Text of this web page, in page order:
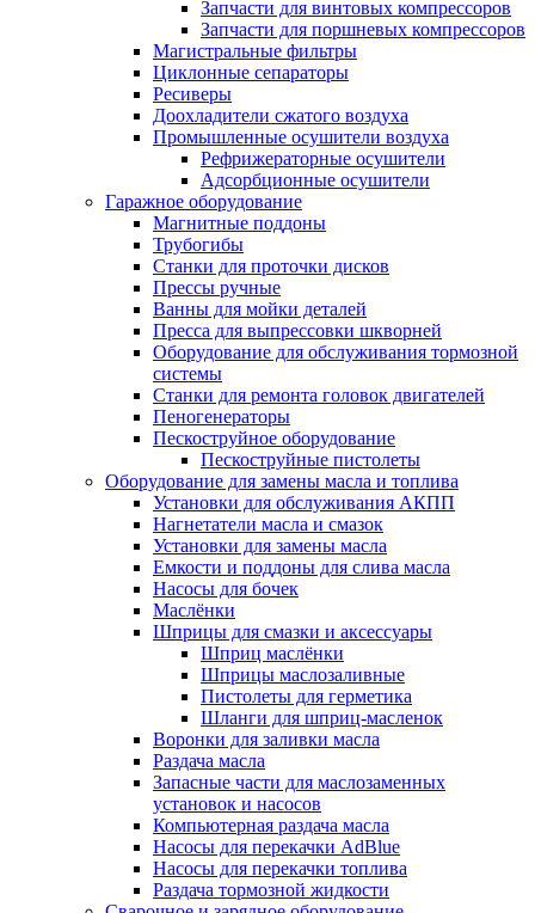
Запчасти для винтовых компрессоров
Запчасти для поршневых компрессоров
Магистральные фильтры
Циклонные сепараторы
Ресиверы
Доохладители сжатого воздуха
Промышленные осушители воздуха
Рефрижераторные осушители
Адсорбционные осушители
Гаражное оборудование
Магнитные поддоны
Трубогибы
Станки для проточки дисков
Прессы ручные
Ванны для мойки деталей
Пресса для выпрессовки шкворней
Оборудование для обслуживания тормозной
системы
Станки для ремонта головок двигателей
Пеногенераторы
Пескоструйное оборудование
Пескоструйные пистолеты
Оборудование для замены масла и топлива
Установки для обслуживания АКПП
Нагнетатели масла и смазок
Установки для замены масла
Емкости и поддоны для слива масла
Насосы для бочек
Маслёнки
Шприцы для смазки и аксессуары
Шприц маслёнки
Шприцы маслозаливные
Пистолеты для герметика
Шланги для шприц-масленок
Воронки для заливки масла
Раздача масла
Запасные части для маслозаменных
установок и насосов
Компьютерная раздача масла
Насосы для перекачки AdBlue
Насосы для перекачки топлива
Раздача тормозной жидкости